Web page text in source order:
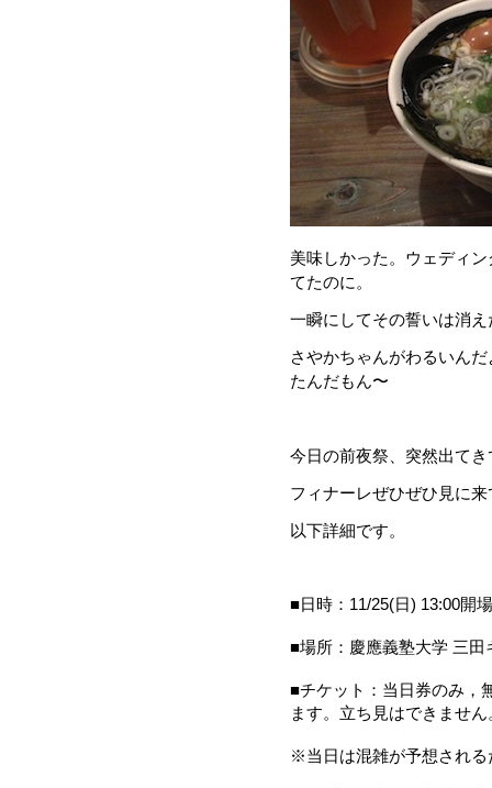
美味しかった。ウェディ
てたのに。
一瞬にしてその誓いは消え
さやかちゃんがわるいん
たんだもん〜
今日の前夜祭、突然出て
フィナーレぜひぜひ見に
以下詳細です。
■日時：11/25(日) 13:00開
■場所：慶應義塾大学 三
■チケット：当日券のみ，
ます。立ち見はできませ
※当日は混雑が予想され